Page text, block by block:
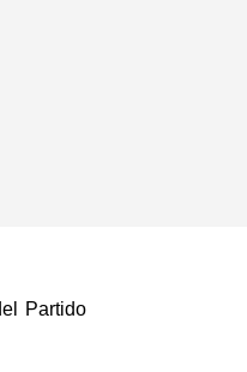
Partido